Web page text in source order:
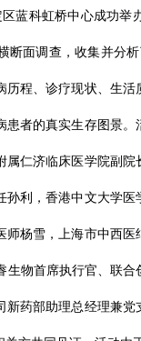
蓝科虹桥中心成功
断面调查，收集并分
程、诊疗现状、生
者的真实生存图景
仁济临床医学院副
利，香港中文大学
杨雪，上海市中西
生物首席执行官、联
药部助理总经理兼